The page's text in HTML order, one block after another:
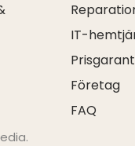
IT-
Företag
FAQ
.